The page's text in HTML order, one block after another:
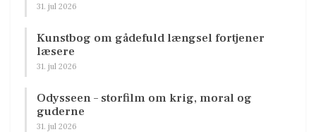
31. jul 2026
Kunstbog om gådefuld længsel fortjener
læsere
31. jul 2026
Odysseen – storfilm om krig, moral og
guderne
31. jul 2026